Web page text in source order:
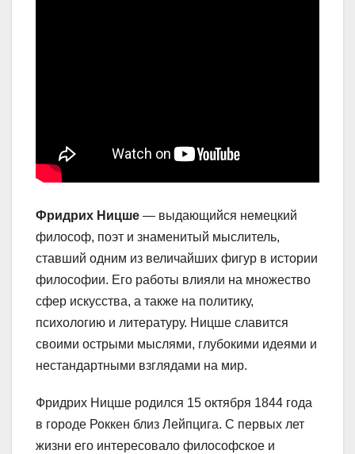
Фридрих Ницше — выдающийся немецкий
философ, поэт и знаменитый мыслитель,
ставший одним из величайших фигур в истории
философии. Его работы влияли на множество
сфер искусства, а также на политику,
психологию и литературу. Ницше славится
своими острыми мыслями, глубокими идеями и
нестандартными взглядами на мир.
Фридрих Ницше родился 15 октября 1844 года
в городе Роккен близ Лейпцига. С первых лет
жизни его интересовало философское и